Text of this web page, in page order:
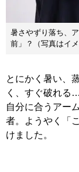
暑さやずり落ち、
前」？（写真はイメ
とにかく暑い、
く、すぐ破れる
自分に合うアー
者。ようやく「
けました。